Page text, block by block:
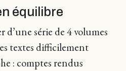
équilibre
d’une série de 4 volumes
textes difficilement
: comptes rendus